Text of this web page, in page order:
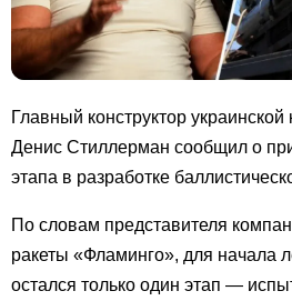
Главный конструктор
Денис Стиллерман сообщил о
этапа в разработке
По словам представителя
ракеты «Фламинго», для начала
остался только один этап —